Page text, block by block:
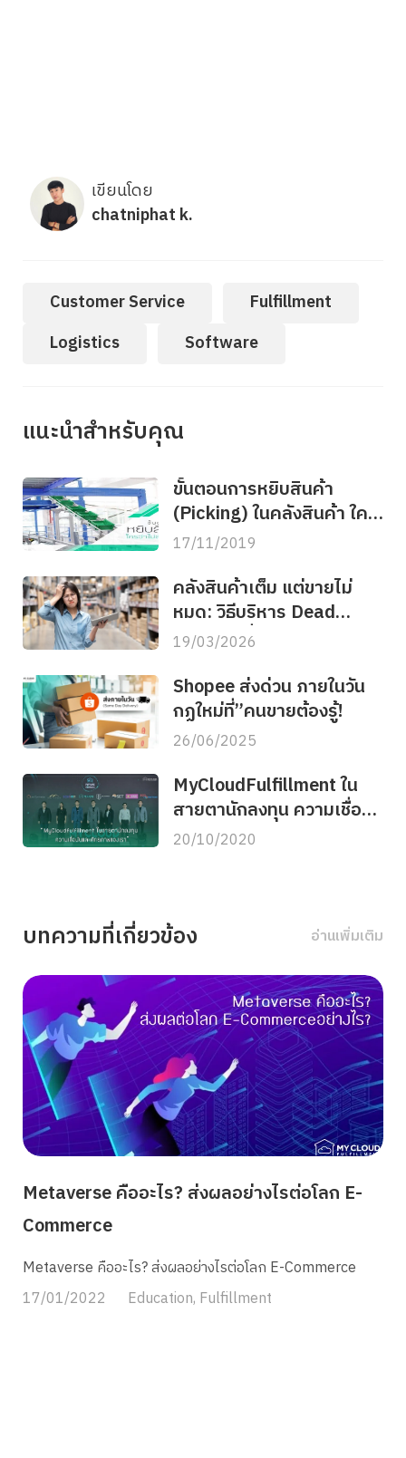
เขียนโดย
chatniphat k.
Customer Service
Fulfillment
Logistics
Software
แนะนำสำหรับคุณ
ขั้นตอนการหยิบสินค้า
(Picking) ในคลังสินค้า ใคร
ว่าไม่สำคัญ?
17/11/2019
คลังสินค้าเต็ม แต่ขายไม่
หมด: วิธีบริหาร Dead
Stock เปลี่ยนสต็อกจมให้
19/03/2026
Shopee ส่งด่วน ภายในวัน
กฏใหม่ที่”คนขายต้องรู้!
26/06/2025
MyCloudFulfillment ใน
สายตานักลงทุน ความเชื่อมั่น
และศักยภาพของเรา
20/10/2020
บทความที่เกี่ยวข้อง อ่านเพิ่มเติม
Metaverse คืออะไร? ส่งผลอย่างไรต่อโลก E-
Commerce
Metaverse คืออะไร? ส่งผลอย่างไรต่อโลก E-Commerce
17/01/2022
Education, Fulfillment